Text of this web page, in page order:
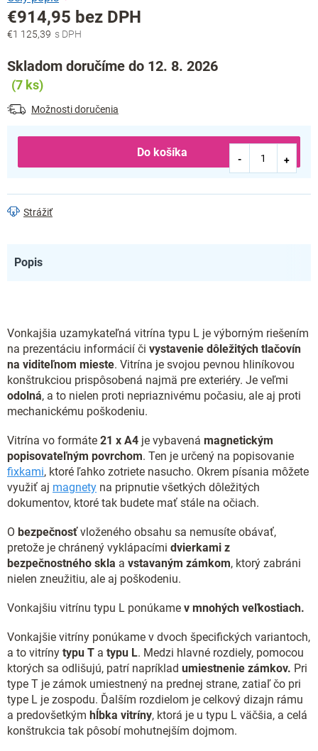
€1 125,39
€914,95 bez DPH
Jednotková
Skladom doručíme do 12. 8. 2026
(7 ks)
Možnosti doručenia
Do košíka
Strážiť
Popis
Vonkajšia uzamykateľná vitrína typu L je výborným riešením
na prezentáciu informácií či vystavenie dôležitých tlačovín
na viditeľnom mieste. Vitrína je svojou pevnou hliníkovou
konštrukciou prispôsobená najmä pre exteriéry. Je veľmi
odolná, a to nielen proti nepriaznivému počasiu, ale aj proti
mechanickému poškodeniu.
Vitrína vo formáte 21 x A4 je vybavená magnetickým
popisovateľným povrchom. Ten je určený na popisovanie
fixkami, ktoré ľahko zotriete nasucho. Okrem písania môžete
využiť aj magnety na pripnutie všetkých dôležitých
dokumentov, ktoré tak budete mať stále na očiach.
O bezpečnosťvloženého obsahu sa nemusíte obávať,
pretože je chránený vyklápacími dvierkami z
bezpečnostného skla a vstavaným zámkom, ktorý zabráni
nielen zneužitiu, ale aj poškodeniu.
Vonkajšiu vitrínu typu L ponúkame v mnohých veľkostiach.
Vonkajšie vitríny ponúkame v dvoch špecifických variantoch,
a to vitríny typu T a typu L. Medzi hlavné rozdiely, pomocou
ktorých sa odlišujú, patrí napríklad umiestnenie zámkov. Pri
type T je zámok umiestnený na prednej strane, zatiaľ čo pri
type L je zospodu. Ďalším rozdielom je celkový dizajn rámu
a predovšetkým hĺbka vitríny, ktorá je u typu L väčšia, a celá
konštrukcia tak pôsobí mohutnejším dojmom.